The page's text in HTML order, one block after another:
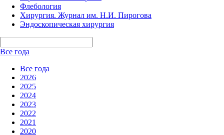
Флебология
Хирургия. Журнал им. Н.И. Пирогова
Эндоскопическая хирургия
Все года
Все года
2026
2025
2024
2023
2022
2021
2020